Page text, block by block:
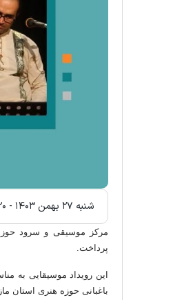
شنبه ۲۷ بهمن ۱۴۰۳ - ۱۰:۲۰
مرکز موسیقی و سرود
پرداخت.
این رویداد موسیقایی به
باغبانی حوزه هنری استان